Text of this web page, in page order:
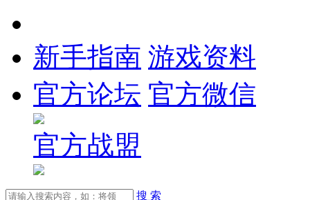
新手指南 游戏资料
官方论坛 官方微信
官方战盟
搜 索